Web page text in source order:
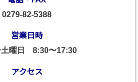
0279-82-5388
営業日時
土曜日 8:30〜17:30
アクセス